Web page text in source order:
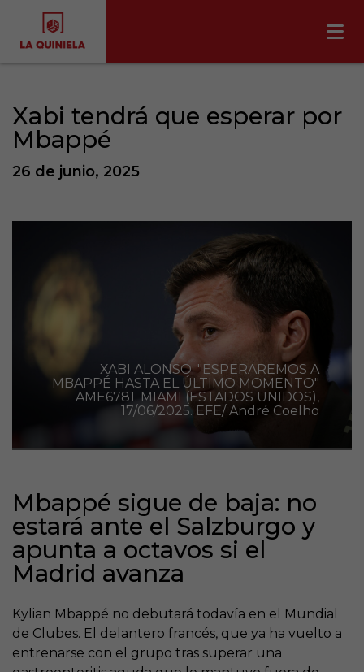
Xabi tendrá que esperar por
Mbappé
26 de junio, 2025
XABI ALONSO: "ESPERAREMOS A
MBAPPÉ HASTA EL ÚLTIMO MOMENTO"
AME6781. MIAMI (ESTADOS UNIDOS),
17/06/2025. EFE/ André Coelho
Mbappé sigue de baja: no
estará ante el Salzburgo y
apunta a octavos si el
Madrid avanza
Kylian Mbappé no debutará todavía en el Mundial
de Clubes. El delantero francés, que ya ha vuelto a
entrenarse con el grupo tras superar una